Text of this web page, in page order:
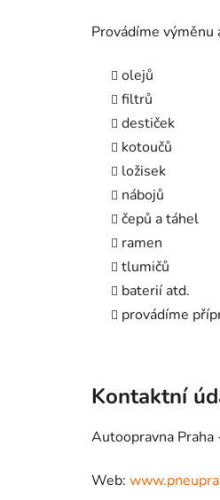
Provádíme výměnu
olejů
filtrů
destiček
kotoučů
ložisek
nábojů
čepů a táhel
ramen
tlumičů
baterií atd.
provádíme
Kontaktní
Autoopravna Praha
Web: